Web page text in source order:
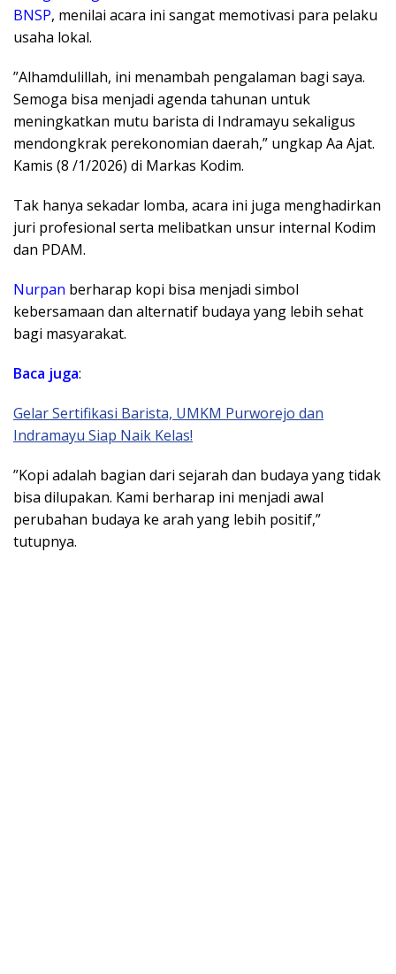
BNSP, menilai acara ini sangat memotivasi para pelaku
usaha lokal.
​”Alhamdulillah, ini menambah pengalaman bagi saya.
Semoga bisa menjadi agenda tahunan untuk
meningkatkan mutu barista di Indramayu sekaligus
mendongkrak perekonomian daerah,” ungkap Aa Ajat.
Kamis (8 /1/2026) di Markas Kodim.
​​Tak hanya sekadar lomba, acara ini juga menghadirkan
juri profesional serta melibatkan unsur internal Kodim
dan PDAM.
Nurpan berharap kopi bisa menjadi simbol
kebersamaan dan alternatif budaya yang lebih sehat
bagi masyarakat.
Baca juga:
Gelar Sertifikasi Barista, UMKM Purworejo dan
Indramayu Siap Naik Kelas!
​”Kopi adalah bagian dari sejarah dan budaya yang tidak
bisa dilupakan. Kami berharap ini menjadi awal
perubahan budaya ke arah yang lebih positif,”
tutupnya.